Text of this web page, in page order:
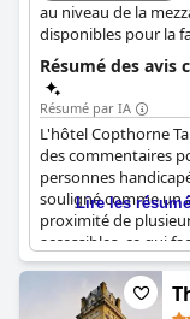
au niveau de la
disponibles pour la
Chaque chambre
meubles
les utilisateurs de
accessible.
Résumé des avis
Résumé par IA
L'hôtel Copthorne
des commentaires
personnes
souligné comme un
proximité de
accessibles, ce qui
de Londres. Des
ce qui améliore
besoins spéciaux.
Lire les